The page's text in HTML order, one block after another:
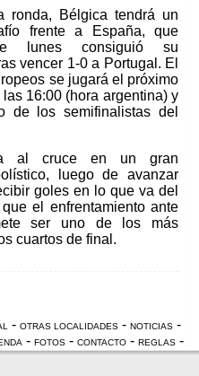
ronda, Bélgica tendrá un
frente a España, que
lunes consiguió su
vencer 1-0 a Portugal. El
se jugará el próximo
16:00 (hora argentina) y
de los semifinalistas del
al cruce en un gran
luego de avanzar
goles en lo que va del
el enfrentamiento ante
ser uno de los más
cuartos de final.
- OTRAS LOCALIDADES - NOTICIAS -
- FOTOS - CONTACTO - REGLAS -